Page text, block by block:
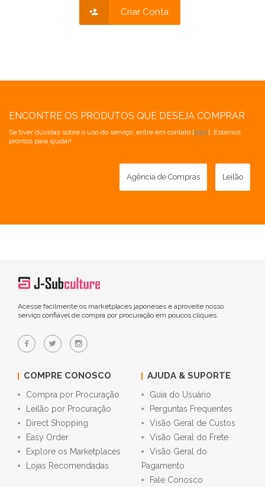
Criar Conta
ENCONTRE OS PRODUTOS QUE DESEJA COMPRAR
Se tiver dúvidas sobre o uso do serviço, entre em contato [aqui]. Estamos
prontos para ajudar!
Agência de Compras Leilão
Acesse facilmente os marketplaces japoneses e aproveite nosso
serviço confiável de compra por procuração em poucos cliques.
COMPRE CONOSCO
Compra por Procuração
Leilão por Procuração
Direct Shopping
Easy Order
Explore os Marketplaces
Lojas Recomendadas
AJUDA & SUPORTE
Guia do Usuário
Perguntas Frequentes
Visão Geral de Custos
Visão Geral do Frete
Visão Geral do
Pagamento
Fale Conosco